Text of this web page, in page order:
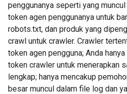
penggunanya seperti yang
token agen penggunanya untuk
robots.txt, dan produk yang
crawl untuk crawler. Crawler
token agen pengguna; Anda
token crawler untuk menerapkan
lengkap; hanya mencakup
besar muncul dalam file log dan